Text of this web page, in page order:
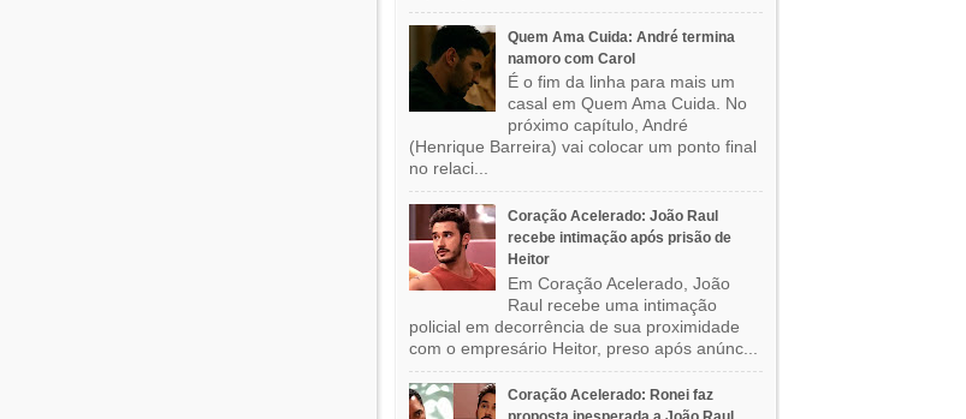
Quem Ama Cuida: André termina
namoro com Carol
É o fim da linha para mais um
casal em Quem Ama Cuida. No
próximo capítulo, André
(Henrique Barreira) vai colocar um ponto final
no relaci...
Coração Acelerado: João Raul
recebe intimação após prisão de
Heitor
Em Coração Acelerado, João
Raul recebe uma intimação
policial em decorrência de sua proximidade
com o empresário Heitor, preso após anúnc...
Coração Acelerado: Ronei faz